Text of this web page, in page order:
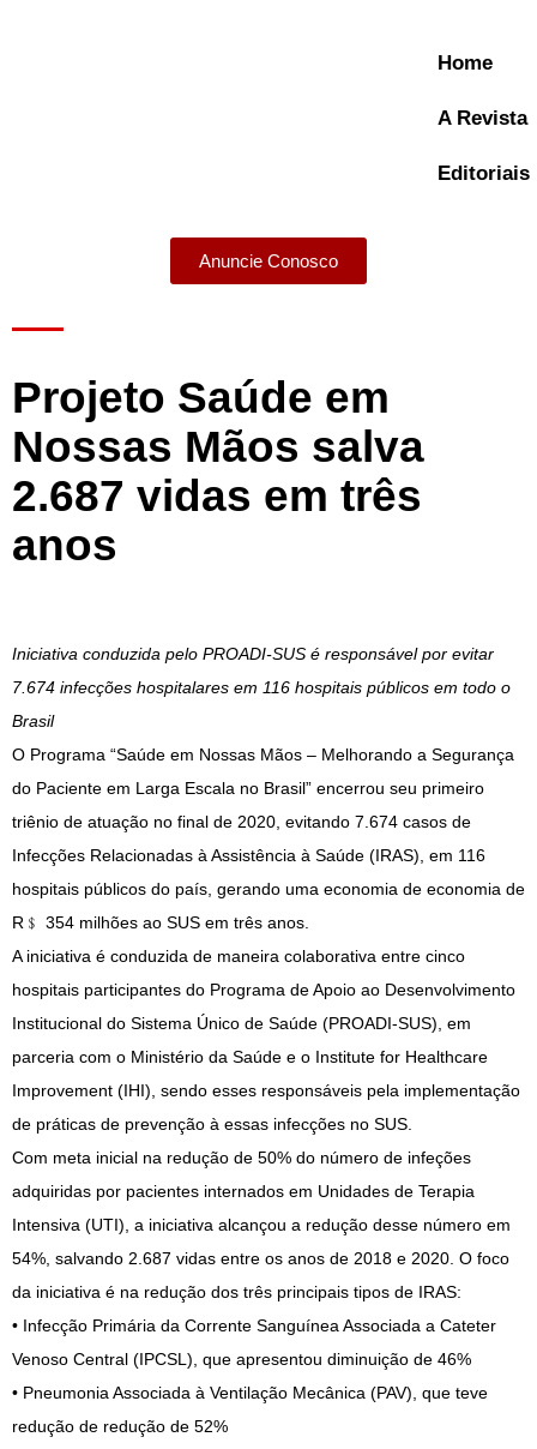
Home
A Revista
Editoriais
Anuncie Conosco
Projeto Saúde em
Nossas Mãos salva
2.687 vidas em três
anos
Iniciativa conduzida pelo PROADI-SUS é responsável por evitar
7.674 infecções hospitalares em 116 hospitais públicos em todo o
Brasil
O Programa “Saúde em Nossas Mãos – Melhorando a Segurança
do Paciente em Larga Escala no Brasil” encerrou seu primeiro
triênio de atuação no final de 2020, evitando 7.674 casos de
Infecções Relacionadas à Assistência à Saúde (IRAS), em 116
hospitais públicos do país, gerando uma economia de economia de
R﹩ 354 milhões ao SUS em três anos.
A iniciativa é conduzida de maneira colaborativa entre cinco
hospitais participantes do Programa de Apoio ao Desenvolvimento
Institucional do Sistema Único de Saúde (PROADI-SUS), em
parceria com o Ministério da Saúde e o Institute for Healthcare
Improvement (IHI), sendo esses responsáveis pela implementação
de práticas de prevenção à essas infecções no SUS.
Com meta inicial na redução de 50% do número de infeções
adquiridas por pacientes internados em Unidades de Terapia
Intensiva (UTI), a iniciativa alcançou a redução desse número em
54%, salvando 2.687 vidas entre os anos de 2018 e 2020. O foco
da iniciativa é na redução dos três principais tipos de IRAS:
• Infecção Primária da Corrente Sanguínea Associada a Cateter
Venoso Central (IPCSL), que apresentou diminuição de 46%
• Pneumonia Associada à Ventilação Mecânica (PAV), que teve
redução de redução de 52%